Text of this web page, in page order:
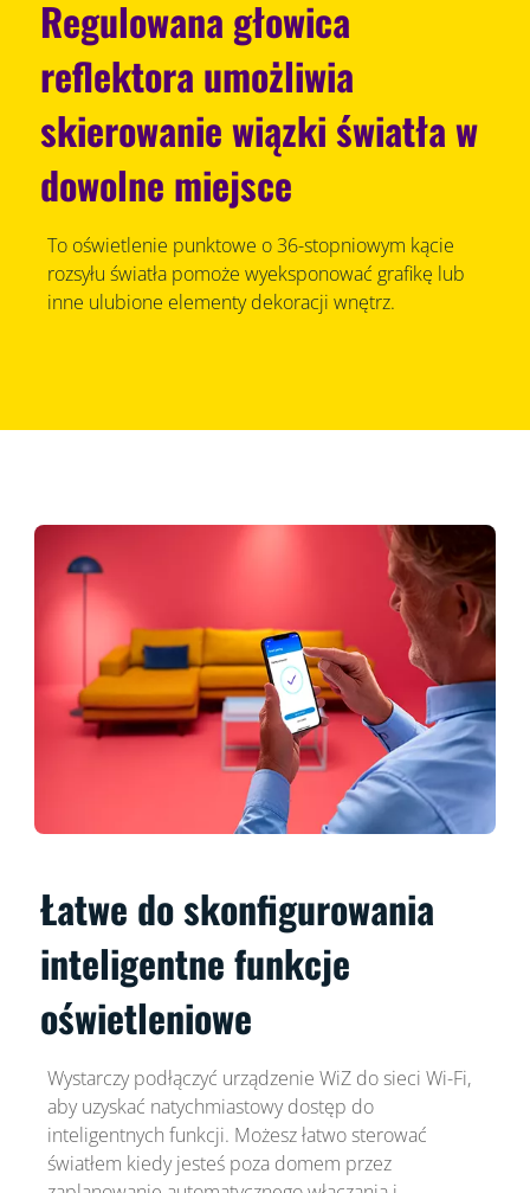
Regulowana głowica
reflektora umożliwia
skierowanie wiązki światła w
dowolne miejsce
To oświetlenie punktowe o 36-stopniowym kącie
rozsyłu światła pomoże wyeksponować grafikę lub
inne ulubione elementy dekoracji wnętrz.
Łatwe do skonfigurowania
inteligentne funkcje
oświetleniowe
Wystarczy podłączyć urządzenie WiZ do sieci Wi-Fi,
aby uzyskać natychmiastowy dostęp do
inteligentnych funkcji. Możesz łatwo sterować
światłem kiedy jesteś poza domem przez